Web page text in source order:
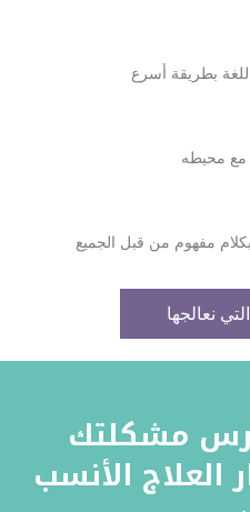
بطريقة أسرع
مع محيطه
مفهوم من قبل الجميع
نعالجها
مشكلتك
العلاج الأنسب